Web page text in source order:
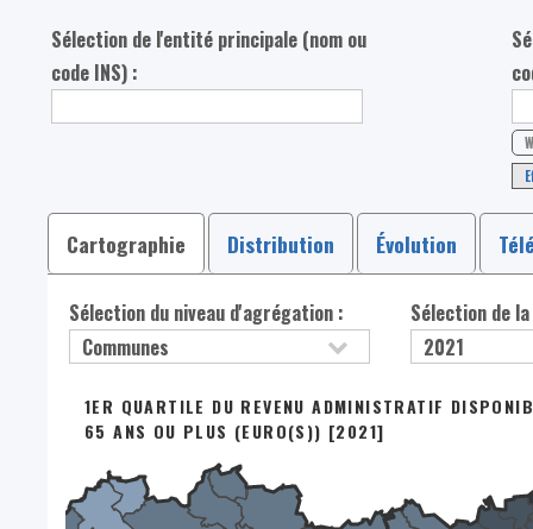
Sélection de l'entité principale (nom ou
code INS) :
Cartographie Distribution Évolution
Sélection du niveau d'agrégation : Sélection de
1ER QUARTILE DU REVENU ADMINISTRATIF
65 ANS OU PLUS (EURO(S)) [2021]